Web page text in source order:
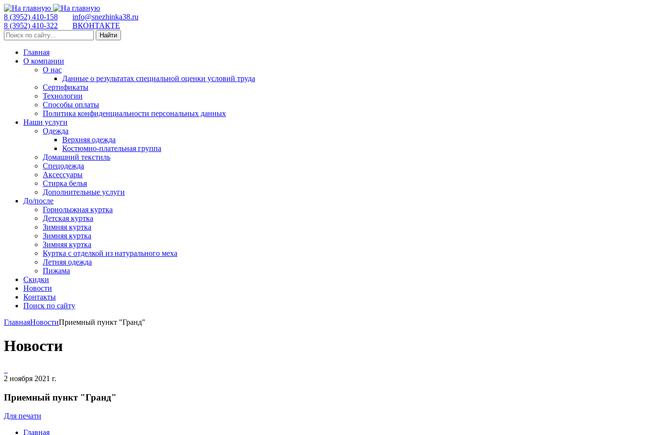
8 (3952) 410-158
8 (3952) 410-322
info@snezhinka38.ru
ВКОНТАКТЕ
Найти
Главная
О компании
О нас
Данные о результатах специальной оценки условий труда
Сертификаты
Технологии
Способы оплаты
Политика конфиденциальности персональных данных
Наши услуги
Одежда
Верхняя одежда
Костюмно-плательная группа
Домашний текстиль
Спецодежда
Аксессуары
Стирка белья
Дополнительные услуги
До/после
Горнолыжная куртка
Детская куртка
Зимняя куртка
Зимняя куртка
Зимняя куртка
Куртка с отделкой из натурального меха
Летняя одежда
Пижама
Скидки
Новости
Контакты
Поиск по сайту
ГлавнаяНовостиПриемный пункт "Гранд"
Новости
2 ноября 2021 г.
Приемный пункт "Гранд"
Для печати
Главная